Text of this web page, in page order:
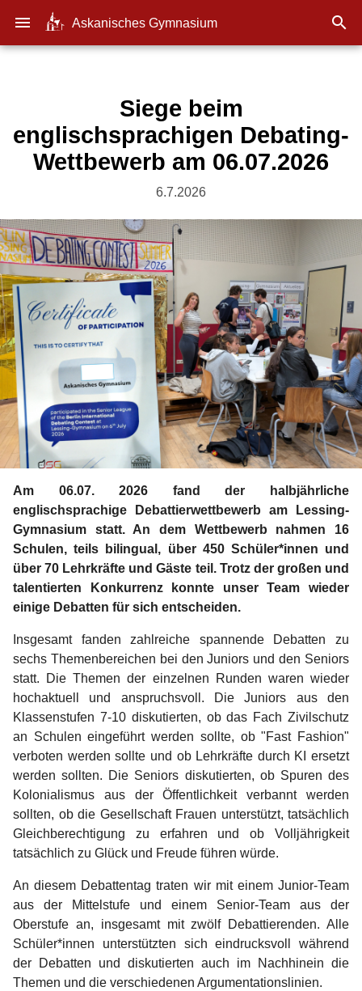
menu Askanisches Gymnasium 
Siege beim
englischsprachigen Debating-
Wettbewerb am 06.07.2026
6.7.2026
Am 06.07. 2026 fand der halbjährliche
englischsprachige Debattierwettbewerb am Lessing-
Gymnasium statt. An dem Wettbewerb nahmen 16
Schulen, teils bilingual, über 450 Schüler*innen und
über 70 Lehrkräfte und Gäste teil. Trotz der großen und
talentierten Konkurrenz konnte unser Team wieder
einige Debatten für sich entscheiden.
Insgesamt fanden zahlreiche spannende Debatten zu
sechs Themenbereichen bei den Juniors und den Seniors
statt. Die Themen der einzelnen Runden waren wieder
hochaktuell und anspruchsvoll. Die Juniors aus den
Klassenstufen 7-10 diskutierten, ob das Fach Zivilschutz
an Schulen eingeführt werden sollte, ob "Fast Fashion"
verboten werden sollte und ob Lehrkräfte durch KI ersetzt
werden sollten. Die Seniors diskutierten, ob Spuren des
Kolonialismus aus der Öffentlichkeit verbannt werden
sollten, ob die Gesellschaft Frauen unterstützt, tatsächlich
Gleichberechtigung zu erfahren und ob Volljährigkeit
tatsächlich zu Glück und Freude führen würde.
An diesem Debattentag traten wir mit einem Junior-Team
aus der Mittelstufe und einem Senior-Team aus der
Oberstufe an, insgesamt mit zwölf Debattierenden. Alle
Schüler*innen unterstützten sich eindrucksvoll während
der Debatten und diskutierten auch im Nachhinein die
Themen und die verschiedenen Argumentationslinien.